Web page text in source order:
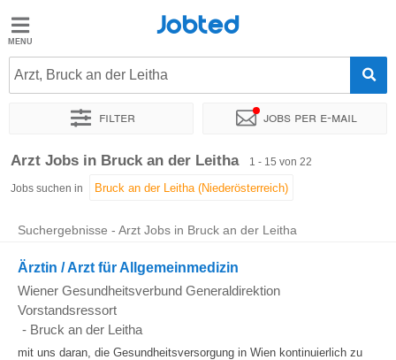
Jobted
Jobs
Jobted
Arzt, Bruck an der Leitha
Filter Jobs per e-mail
Sortieren nach Genauer Standort Unternehmen
Arzt Jobs in Bruck an der Leitha 1 - 15 von 22
Jobs suchen in
Suchergebnisse - Arzt Jobs in Bruck an der Leitha
Ärztin / Arzt für Allgemeinmedizin
Wiener Gesundheitsverbund Generaldirektion
Vorstandsressort
- Bruck an der Leitha
mit uns daran, die Gesundheitsversorgung in Wien kontinuierlich zu